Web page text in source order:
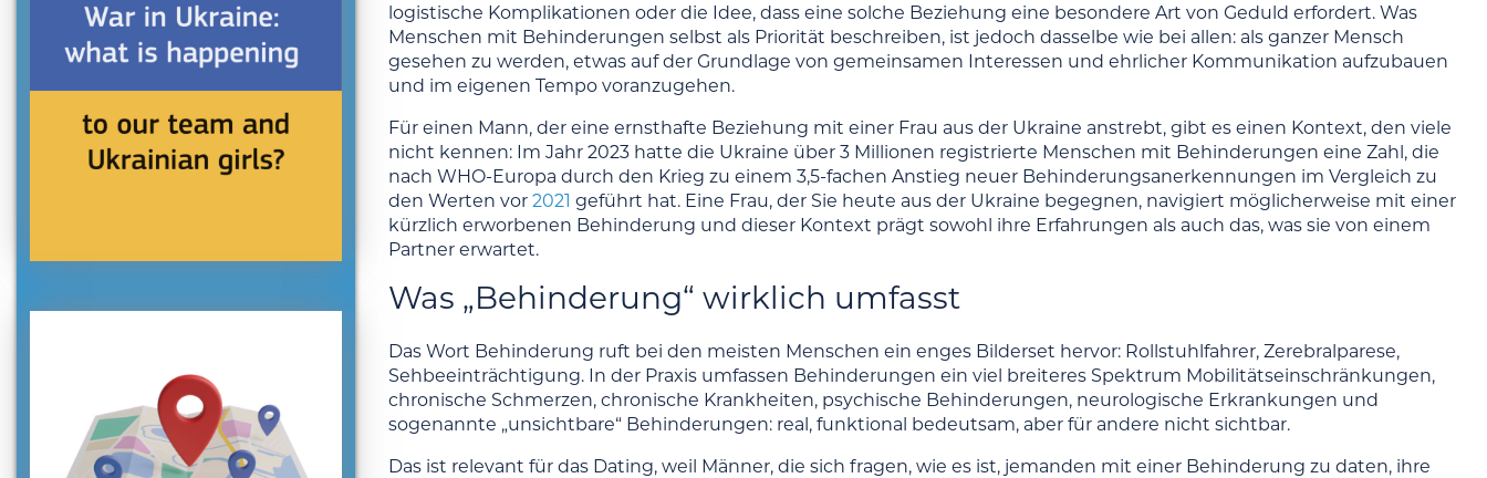
logistische Komplikationen oder die Idee, dass eine solche Beziehung eine besondere Art von Geduld erfordert. Was
Menschen mit Behinderungen selbst als Priorität beschreiben, ist jedoch dasselbe wie bei allen: als ganzer Mensch
gesehen zu werden, etwas auf der Grundlage von gemeinsamen Interessen und ehrlicher Kommunikation aufzubauen
und im eigenen Tempo voranzugehen.
Für einen Mann, der eine ernsthafte Beziehung mit einer Frau aus der Ukraine anstrebt, gibt es einen Kontext, den viele
nicht kennen: Im Jahr 2023 hatte die Ukraine über 3 Millionen registrierte Menschen mit Behinderungen eine Zahl, die
nach WHO-Europa durch den Krieg zu einem 3,5-fachen Anstieg neuer Behinderungsanerkennungen im Vergleich zu
den Werten vor 2021 geführt hat. Eine Frau, der Sie heute aus der Ukraine begegnen, navigiert möglicherweise mit einer
kürzlich erworbenen Behinderung und dieser Kontext prägt sowohl ihre Erfahrungen als auch das, was sie von einem
Partner erwartet.
Was „Behinderung“ wirklich umfasst
Das Wort Behinderung ruft bei den meisten Menschen ein enges Bilderset hervor: Rollstuhlfahrer, Zerebralparese,
Sehbeeinträchtigung. In der Praxis umfassen Behinderungen ein viel breiteres Spektrum Mobilitätseinschränkungen,
chronische Schmerzen, chronische Krankheiten, psychische Behinderungen, neurologische Erkrankungen und
sogenannte „unsichtbare“ Behinderungen: real, funktional bedeutsam, aber für andere nicht sichtbar.
Das ist relevant für das Dating, weil Männer, die sich fragen, wie es ist, jemanden mit einer Behinderung zu daten, ihre